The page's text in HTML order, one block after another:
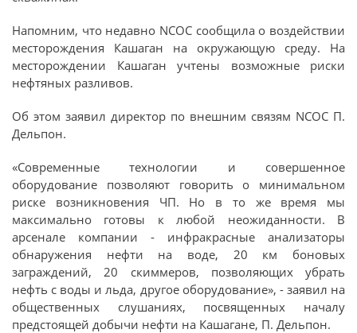
Напомним, что недавно NCOC сообщила о воздействии
месторождения Кашаган на окружающую среду. На
месторождении Кашаган учтены возможные риски
нефтяных разливов.
Об этом заявил директор по внешним связям NCOC П.
Дельпон.
«Современные технологии и совершенное
оборудование позволяют говорить о минимальном
риске возникновения ЧП. Но в то же время мы
максимально готовы к любой неожиданности. В
арсенале компании - инфракрасные анализаторы
обнаружения нефти на воде, 20 км боновых
заграждений, 20 скиммеров, позволяющих убрать
нефть с воды и льда, другое оборудование», - заявил на
общественных слушаниях, посвященных началу
предстоящей добычи нефти на Кашагане, П. Дельпон.